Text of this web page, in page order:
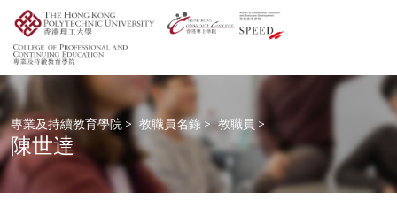
專業及持續教育學院 > 教職員名錄 > 教職員 >
陳世達